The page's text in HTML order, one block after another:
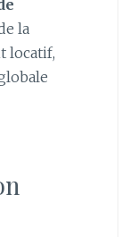
la
locatif,